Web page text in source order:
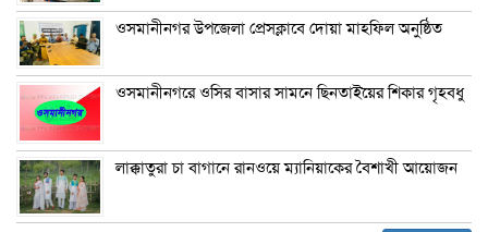
ওসমানীনগর উপজেলা প্রেসক্লাবে দোয়া মাহফিল অনুষ্ঠিত
ওসমানীনগরে ওসির বাসার সামনে ছিনতাইয়ের শিকার গৃহবধু
লাক্কাতুরা চা বাগানে রানওয়ে ম্যানিয়াকের বৈশাখী আয়োজন